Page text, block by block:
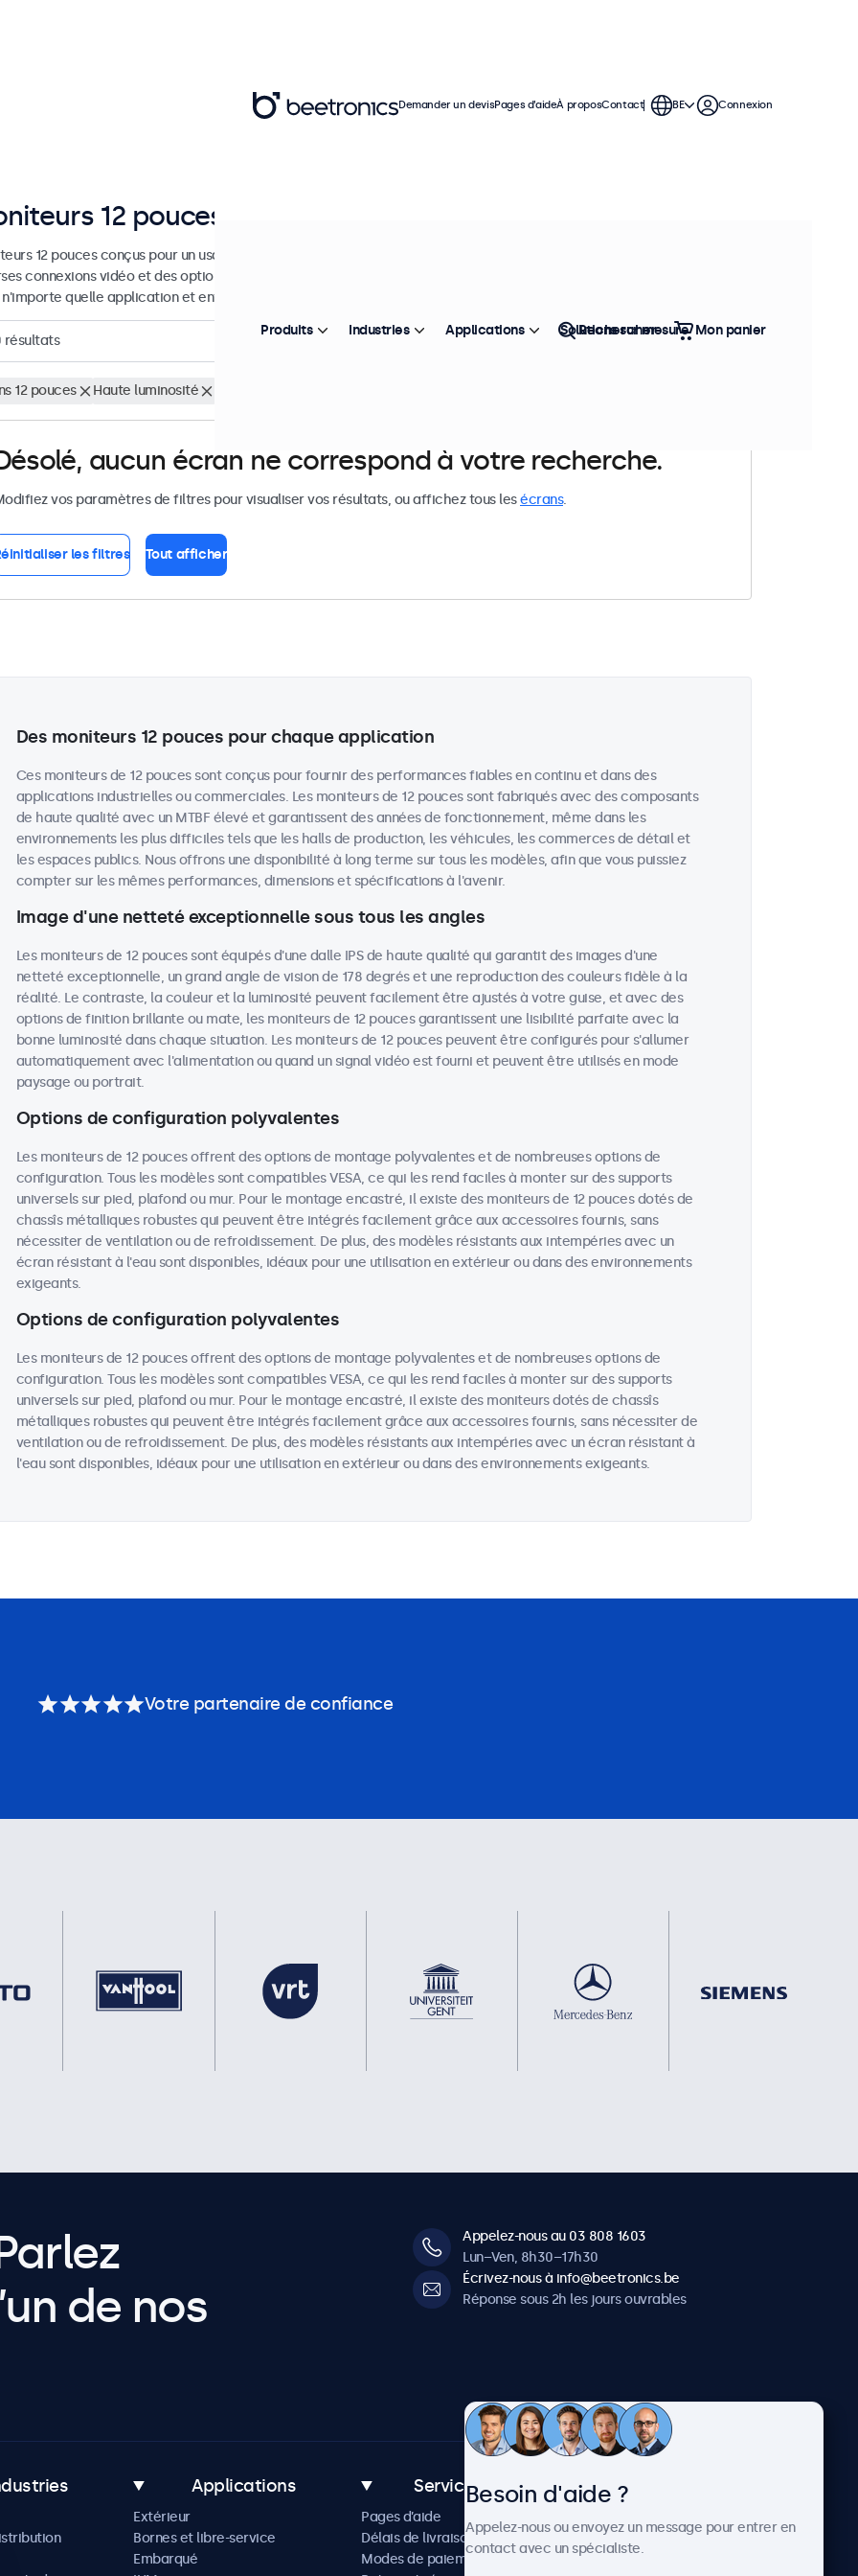
12 pouces
12 pouces conçus pour un usage industriel et commercial. Ces moniteurs de 12 pouces offrent
connexions vidéo et des options de montage polyvalentes, leur permettant de s'intégrer facilement
n'importe quelle application et environnement.
résultats Top vente
12 pouces Haute luminosité
aucun écran ne correspond à votre recherche.
vos paramètres de filtres pour visualiser vos résultats, ou affichez tous lesécrans.
les filtres Tout afficher
Des moniteurs 12 pouces pour chaque application
Ces moniteurs de 12 pouces sont conçus pour fournir des performances fiables en continu et dans des
applications industrielles ou commerciales. Les moniteurs de 12 pouces sont fabriqués avec des composants
de haute qualité avec un MTBF élevé et garantissent des années de fonctionnement, même dans les
environnements les plus difficiles tels que les halls de production, les véhicules, les commerces de détail et
les espaces publics. Nous offrons une disponibilité à long terme sur tous les modèles, afin que vous puissiez
compter sur les mêmes performances, dimensions et spécifications à l'avenir.
Image d'une netteté exceptionnelle sous tous les angles
Les moniteurs de 12 pouces sont équipés d'une dalle IPS de haute qualité qui garantit des images d'une
netteté exceptionnelle, un grand angle de vision de 178 degrés et une reproduction des couleurs fidèle à la
réalité. Le contraste, la couleur et la luminosité peuvent facilement être ajustés à votre guise, et avec des
options de finition brillante ou mate, les moniteurs de 12 pouces garantissent une lisibilité parfaite avec la
bonne luminosité dans chaque situation. Les moniteurs de 12 pouces peuvent être configurés pour s'allumer
automatiquement avec l'alimentation ou quand un signal vidéo est fourni et peuvent être utilisés en mode
paysage ou portrait.
Options de configuration polyvalentes
Les moniteurs de 12 pouces offrent des options de montage polyvalentes et de nombreuses options de
configuration. Tous les modèles sont compatibles VESA, ce qui les rend faciles à monter sur des supports
universels sur pied, plafond ou mur. Pour le montage encastré, il existe des moniteurs de 12 pouces dotés de
chassîs métalliques robustes qui peuvent être intégrés facilement grâce aux accessoires fournis, sans
nécessiter de ventilation ou de refroidissement. De plus, des modèles résistants aux intempéries avec un
écran résistant à l'eau sont disponibles, idéaux pour une utilisation en extérieur ou dans des environnements
exigeants.
Options de configuration polyvalentes
Les moniteurs de 12 pouces offrent des options de montage polyvalentes et de nombreuses options de
configuration. Tous les modèles sont compatibles VESA, ce qui les rend faciles à monter sur des supports
universels sur pied, plafond ou mur. Pour le montage encastré, il existe des moniteurs dotés de chassîs
métalliques robustes qui peuvent être intégrés facilement grâce aux accessoires fournis, sans nécessiter de
ventilation ou de refroidissement. De plus, des modèles résistants aux intempéries avec un écran résistant à
l'eau sont disponibles, idéaux pour une utilisation en extérieur ou dans des environnements exigeants.
Demander un devisPages d’aideÀ proposContact BE Connexion
Produits Industries Applications Solutions sur mesure
Rechercher Mon panier
Votre partenaire de confiance
de nos
Appelez-nous au 03 808 1603
Lun–Ven, 8h30–17h30
Écrivez-nous à info@beetronics.be
Réponse sous 2h les jours ouvrables
Applications
Extérieur
Bornes et libre-service
Embarqué
Service client
Pages d’aide
Délais de livraison
Modes de paiement
Actualités et mises à jour
Besoin d'aide ?
Appelez-nous ou envoyez un message pour entrer en
contact avec un spécialiste.